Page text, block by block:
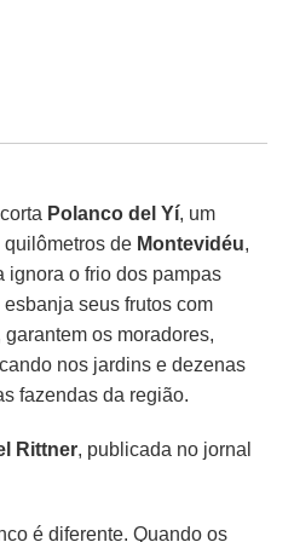
Polanco del Yí, um
de Montevidéu,
ignora o frio dos pampas
seus frutos com
os moradores,
nos jardins e dezenas
fazendas da região.
Rittner, publicada no jornal
é diferente. Quando os